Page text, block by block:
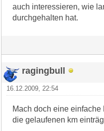
auch interessieren, wie
durchgehalten hat.
ragingbull
16.12.2009, 22:54
Mach doch eine einfache
die gelaufenen km